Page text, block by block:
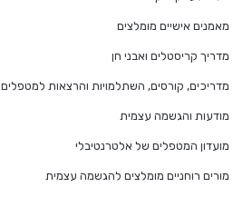
מאמנים אישיים מומלצים
מדריך קריסטלים ואבני חן
מדריכים, קורסים, השתלמויות והרצאות למטפלים
מודעות והגשמה עצמית
מועדון המטפלים של אלטרנטיבלי
מורים רוחניים מומלצים להגשמה עצמית